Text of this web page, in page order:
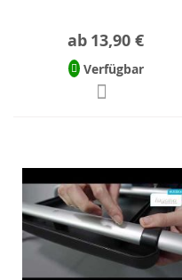
ab 13,90 €
Verfügbar